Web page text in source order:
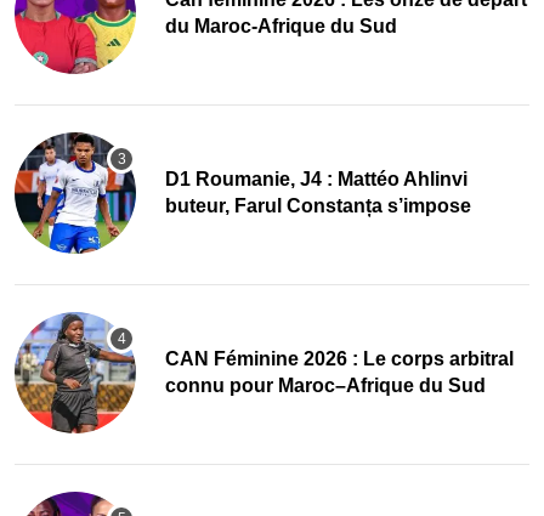
du Maroc-Afrique du Sud
D1 Roumanie, J4 : Mattéo Ahlinvi
buteur, Farul Constanța s’impose
‎CAN Féminine 2026 : Le corps arbitral
connu pour Maroc–Afrique du Sud